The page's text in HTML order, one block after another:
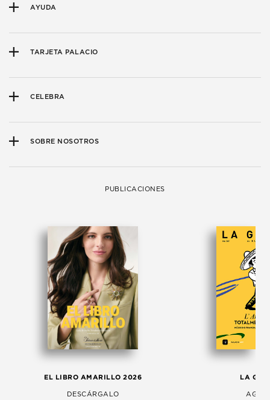
AYUDA
TARJETA PALACIO
CELEBRA
SOBRE NOSOTROS
PUBLICACIONES
EL LIBRO AMARILLO 2026
DESCÁRGALO
LA